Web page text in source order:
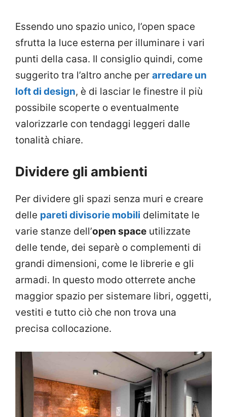
Essendo uno spazio unico, l’open space
sfrutta la luce esterna per illuminare i vari
punti della casa. Il consiglio quindi, come
suggerito tra l’altro anche per arredare un
loft di design, è di lasciar le finestre il più
possibile scoperte o eventualmente
valorizzarle con tendaggi leggeri dalle
tonalità chiare.
Dividere gli ambienti
Per dividere gli spazi senza muri e creare
delle pareti divisorie mobili delimitate le
varie stanze dell’open space utilizzate
delle tende, dei separè o complementi di
grandi dimensioni, come le librerie e gli
armadi. In questo modo otterrete anche
maggior spazio per sistemare libri, oggetti,
vestiti e tutto ciò che non trova una
precisa collocazione.